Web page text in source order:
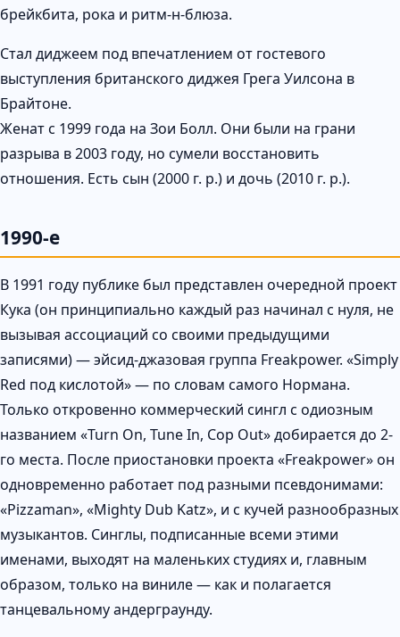
брейкбита, рока и ритм-н-блюза.
Стал диджеем под впечатлением от гостевого
выступления британского диджея Грега Уилсона в
Брайтоне.
Женат с 1999 года на Зои Болл. Они были на грани
разрыва в 2003 году, но сумели восстановить
отношения. Есть сын (2000 г. р.) и дочь (2010 г. р.).
1990-е
В 1991 году публике был представлен очередной проект
Кука (он принципиально каждый раз начинал с нуля, не
вызывая ассоциаций со своими предыдущими
записями) — эйсид-джазовая группа Freakpower. «Simply
Red под кислотой» — по словам самого Нормана.
Только откровенно коммерческий сингл с одиозным
названием «Turn On, Tune In, Cop Out» добирается до 2-
го места. После приостановки проекта «Freakpower» он
одновременно работает под разными псевдонимами:
«Pizzaman», «Mighty Dub Katz», и с кучей разнообразных
музыкантов. Синглы, подписанные всеми этими
именами, выходят на маленьких студиях и, главным
образом, только на виниле — как и полагается
танцевальному андерграунду.